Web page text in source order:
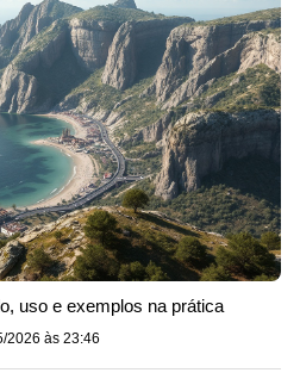
uso e exemplos na prática
2026 às 23:46